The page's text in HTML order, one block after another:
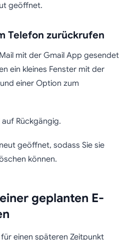
geöffnet.
Telefon zurückrufen
mit der Gmail App gesendet
ein kleines Fenster mit der
einer Option zum
auf Rückgängig.
geöffnet, sodass Sie sie
können.
geplanten E-
für einen späteren Zeitpunkt